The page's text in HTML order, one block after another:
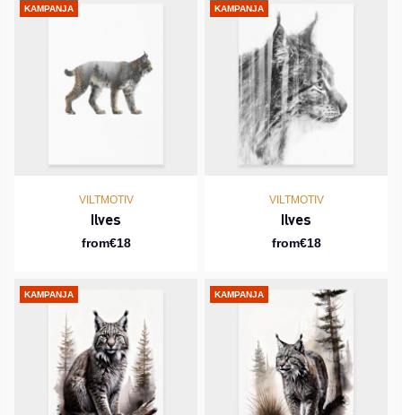
KAMPANJA
VILTMOTIV
Ilves
from€18
KAMPANJA
VILTMOTIV
Ilves
from€18
KAMPANJA KAMPANJA